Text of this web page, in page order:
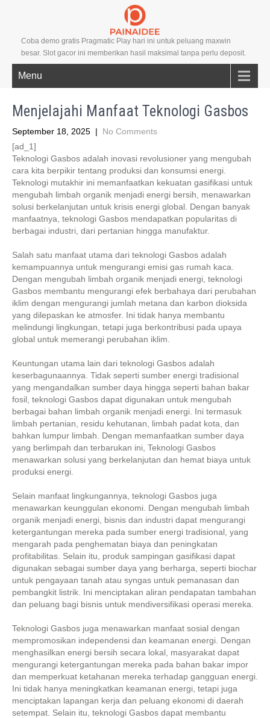
Coba demo gratis Pragmatic Play hari ini untuk peluang maxwin
besar. Slot gacor ini memberikan hasil maksimal tanpa perlu deposit.
Menu
Menjelajahi Manfaat Teknologi Gasbos
September 18, 2025 | No Comments
[ad_1]
Teknologi Gasbos adalah inovasi revolusioner yang mengubah
cara kita berpikir tentang produksi dan konsumsi energi.
Teknologi mutakhir ini memanfaatkan kekuatan gasifikasi untuk
mengubah limbah organik menjadi energi bersih, menawarkan
solusi berkelanjutan untuk krisis energi global. Dengan banyak
manfaatnya, teknologi Gasbos mendapatkan popularitas di
berbagai industri, dari pertanian hingga manufaktur.
Salah satu manfaat utama dari teknologi Gasbos adalah
kemampuannya untuk mengurangi emisi gas rumah kaca.
Dengan mengubah limbah organik menjadi energi, teknologi
Gasbos membantu mengurangi efek berbahaya dari perubahan
iklim dengan mengurangi jumlah metana dan karbon dioksida
yang dilepaskan ke atmosfer. Ini tidak hanya membantu
melindungi lingkungan, tetapi juga berkontribusi pada upaya
global untuk memerangi perubahan iklim.
Keuntungan utama lain dari teknologi Gasbos adalah
keserbagunaannya. Tidak seperti sumber energi tradisional
yang mengandalkan sumber daya hingga seperti bahan bakar
fosil, teknologi Gasbos dapat digunakan untuk mengubah
berbagai bahan limbah organik menjadi energi. Ini termasuk
limbah pertanian, residu kehutanan, limbah padat kota, dan
bahkan lumpur limbah. Dengan memanfaatkan sumber daya
yang berlimpah dan terbarukan ini, Teknologi Gasbos
menawarkan solusi yang berkelanjutan dan hemat biaya untuk
produksi energi.
Selain manfaat lingkungannya, teknologi Gasbos juga
menawarkan keunggulan ekonomi. Dengan mengubah limbah
organik menjadi energi, bisnis dan industri dapat mengurangi
ketergantungan mereka pada sumber energi tradisional, yang
mengarah pada penghematan biaya dan peningkatan
profitabilitas. Selain itu, produk sampingan gasifikasi dapat
digunakan sebagai sumber daya yang berharga, seperti biochar
untuk pengayaan tanah atau syngas untuk pemanasan dan
pembangkit listrik. Ini menciptakan aliran pendapatan tambahan
dan peluang bagi bisnis untuk mendiversifikasi operasi mereka.
Teknologi Gasbos juga menawarkan manfaat sosial dengan
mempromosikan independensi dan keamanan energi. Dengan
menghasilkan energi bersih secara lokal, masyarakat dapat
mengurangi ketergantungan mereka pada bahan bakar impor
dan memperkuat ketahanan mereka terhadap gangguan energi.
Ini tidak hanya meningkatkan keamanan energi, tetapi juga
menciptakan lapangan kerja dan peluang ekonomi di daerah
setempat. Selain itu, teknologi Gasbos dapat membantu